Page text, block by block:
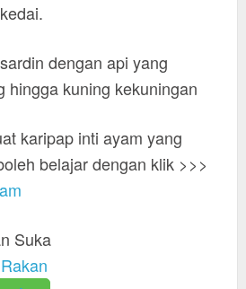
dengan api yang
hingga kuning kekuningan
karipap inti ayam yang
belajar dengan klik >>>
Suka